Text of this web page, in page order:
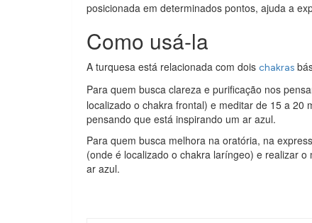
posicionada em determinados pontos, ajuda a
Como usá-la
A turquesa está relacionada com dois chakras
Para quem busca clareza e purificação nos
localizado o chakra frontal) e meditar de 15 a
pensando que está inspirando um ar azul.
Para quem busca melhora na oratória, na
(onde é localizado o chakra laríngeo) e realizar
ar azul.